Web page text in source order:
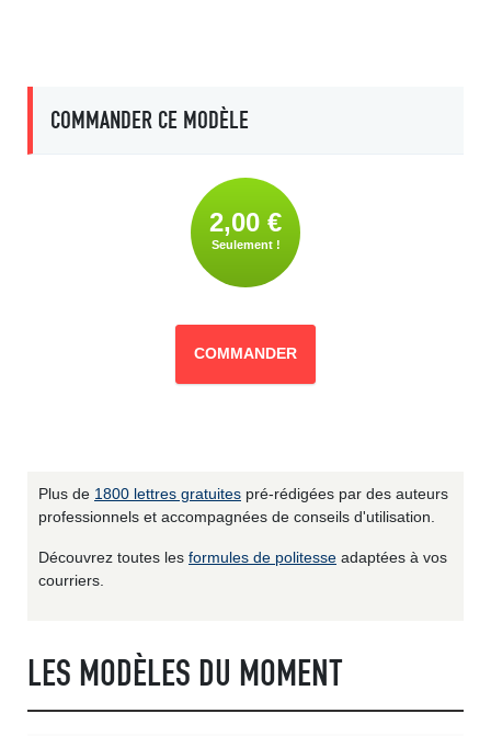
COMMANDER CE MODÈLE
2,00 €
Seulement !
COMMANDER
Plus de 1800 lettres gratuites pré-rédigées par des auteurs
professionnels et accompagnées de conseils d'utilisation.
Découvrez toutes les formules de politesse adaptées à vos
courriers.
LES MODÈLES DU MOMENT